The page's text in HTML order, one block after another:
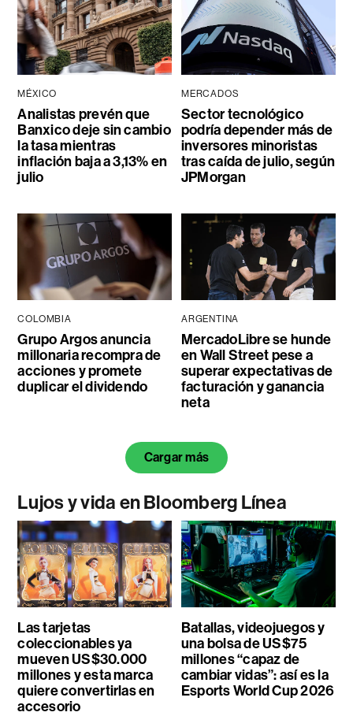
MÉXICO
Analistas prevén que
Banxico deje sin cambio
la tasa mientras
inflación baja a 3,13% en
julio
MERCADOS
Sector tecnológico
podría depender más de
inversores minoristas
tras caída de julio, según
JPMorgan
COLOMBIA
Grupo Argos anuncia
millonaria recompra de
acciones y promete
duplicar el dividendo
ARGENTINA
MercadoLibre se hunde
en Wall Street pese a
superar expectativas de
facturación y ganancia
neta
Cargar más
Lujos y vida en Bloomberg Línea
Las tarjetas
coleccionables ya
mueven US$30.000
millones y esta marca
quiere convertirlas en
accesorio
Batallas, videojuegos y
una bolsa de US$75
millones “capaz de
cambiar vidas”: así es la
Esports World Cup 2026